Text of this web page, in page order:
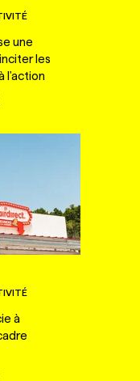
une
les
l'action
à